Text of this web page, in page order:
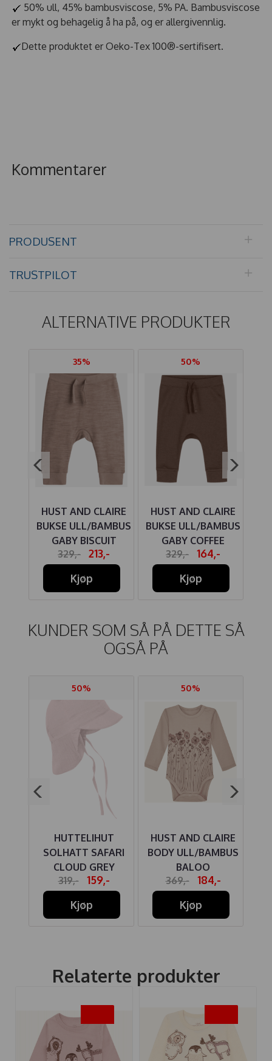
50% ull, 45% bambusviscose, 5% PA. Bambusviscose
er mykt og behagelig å ha på, og er allergivennlig.
Dette produktet er Oeko-Tex 100®-sertifisert.
Kommentarer
PRODUSENT
TRUSTPILOT
ALTERNATIVE PRODUKTER
35%
HUST AND CLAIRE
BUKSE ULL/BAMBUS
GABY BISCUIT
329,-
213,-
Kjøp
50%
HUST AND CLAIRE
BUKSE ULL/BAMBUS
GABY COFFEE
329,-
164,-
Kjøp
KUNDER SOM SÅ PÅ DETTE SÅ
OGSÅ PÅ
50%
HUTTELIHUT
SOLHATT SAFARI
CLOUD GREY
W/EARS
319,-
159,-
Kjøp
50%
HUST AND CLAIRE
BODY ULL/BAMBUS
BALOO
BLOMSTERENG
369,-
184,-
Kjøp
Relaterte produkter